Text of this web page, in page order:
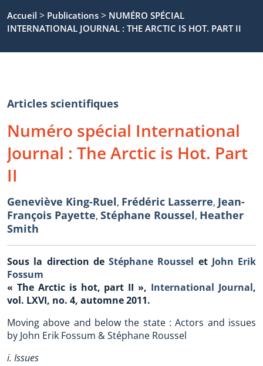
Accueil > Publications > NUMÉRO SPÉCIAL
INTERNATIONAL JOURNAL : THE ARCTIC IS HOT. PART II
Articles scientifiques
Numéro spécial International
Journal : The Arctic is Hot. Part
II
Geneviève King-Ruel, Frédéric Lasserre, Jean-
François Payette, Stéphane Roussel, Heather
Smith
Sous la direction de Stéphane Roussel et John Erik
Fossum
« The Arctic is hot, part II », International Journal,
vol. LXVI, no. 4, automne 2011.
Moving above and below the state : Actors and issues
by John Erik Fossum & Stéphane Roussel
i. Issues